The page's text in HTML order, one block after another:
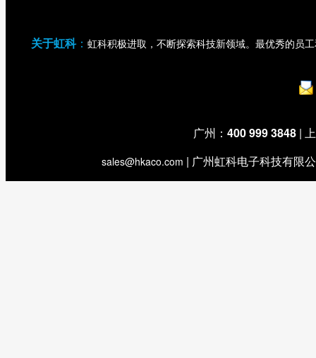
关于虹科： 虹科积极进取，不断探索科技新领域。最优秀的员
广州： 400 999 3848 |
sales@hkaco.com | 广州虹科电子科技有限